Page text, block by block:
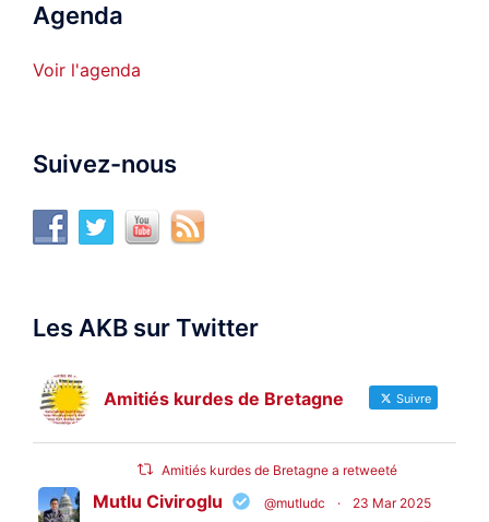
Agenda
Voir l'agenda
Suivez-nous
Les AKB sur Twitter
Amitiés kurdes de Bretagne Suivre
Amitiés kurdes de Bretagne a retweeté
Mutlu Civiroglu @mutludc · 23 Mar 2025